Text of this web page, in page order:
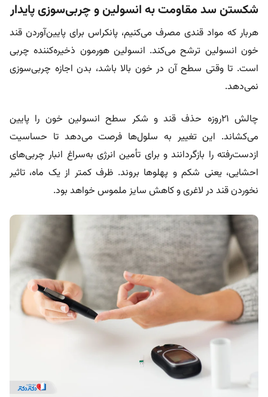
شکستن سد مقاومت به انسولین و چربی‌سوزی پایدار
هربار که مواد قندی مصرف می‌کنیم، پانکراس برای پایین‌آوردن قند
خون انسولین ترشح می‌کند. انسولین هورمون ذخیره‌کننده چربی
است. تا وقتی سطح آن در خون بالا باشد، بدن اجازه چربی‌سوزی
نمی‌دهد.
چالش ۲۱روزه حذف قند و شکر سطح انسولین خون را پایین
می‌کشاند. این تغییر به سلول‌ها فرصت می‌دهد تا حساسیت
از‌دست‌رفته را بازگردانند و برای تأمین انرژی به‌سراغ انبار چربی‌های
احشایی، یعنی شکم و پهلوها بروند. ظرف کمتر از یک ماه، تاثیر
نخوردن قند در لاغری و کاهش سایز ملموس خواهد بود.